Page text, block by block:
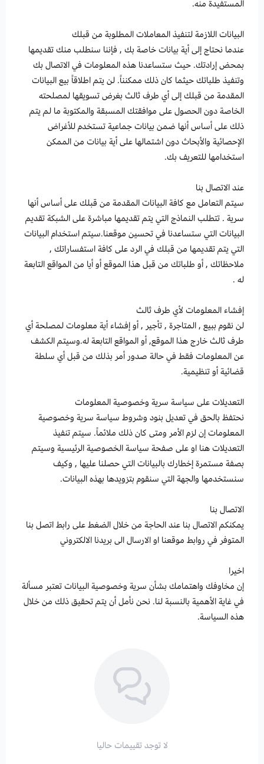
المستفيدة منه.
البيانات اللازمة لتنفيذ المعاملات المطلوبة من قبلك
عندما نحتاج إلى أية بيانات خاصة بك , فإننا سنطلب منك تقديمها
بمحض إرادتك. حيث ستساعدنا هذه المعلومات في الاتصال بك
وتنفيذ طلباتك حيثما كان ذلك ممكنناً. لن يتم اطلاقاً بيع البيانات
المقدمة من قبلك إلى أي طرف ثالث بغرض تسويقها لمصلحته
الخاصة دون الحصول على موافقتك المسبقة والمكتوبة ما لم يتم
ذلك على أساس أنها ضمن بيانات جماعية تستخدم للأغراض
الإحصائية والأبحاث دون اشتمالها على أية بيانات من الممكن
استخدامها للتعريف بك.
عند الاتصال بنا
سيتم التعامل مع كافة البيانات المقدمة من قبلك على أساس أنها
سرية . تتطلب النماذج التي يتم تقديمها مباشرة على الشبكة تقديم
البيانات التي ستساعدنا في تحسين موقعنا.سيتم استخدام البيانات
التي يتم تقديمها من قبلك في الرد على كافة استفساراتك ,
ملاحظاتك , أو طلباتك من قبل هذا الموقع أو أيا من المواقع التابعة
له .
إفشاء المعلومات لأي طرف ثالث
لن نقوم ببيع , المتاجرة , تأجير , أو إفشاء أية معلومات لمصلحة أي
طرف ثالث خارج هذا الموقع, أو المواقع التابعة له.وسيتم الكشف
عن المعلومات فقط في حالة صدور أمر بذلك من قبل أي سلطة
قضائية أو تنظيمية.
التعديلات على سياسة سرية وخصوصية المعلومات
نحتفظ بالحق في تعديل بنود وشروط سياسة سرية وخصوصية
المعلومات إن لزم الأمر ومتى كان ذلك ملائماً. سيتم تنفيذ
التعديلات هنا او على صفحة سياسة الخصوصية الرئيسية وسيتم
بصفة مستمرة إخطارك بالبيانات التي حصلنا عليها , وكيف
سنستخدمها والجهة التي سنقوم بتزويدها بهذه البيانات.
الاتصال بنا
يمكنكم الاتصال بنا عند الحاجة من خلال الضغط على رابط اتصل بنا
المتوفر في روابط موقعنا او الارسال الى بريدنا الالكتروني
اخيرا
إن مخاوفك واهتمامك بشأن سرية وخصوصية البيانات تعتبر مسألة
في غاية الأهمية بالنسبة لنا. نحن نأمل أن يتم تحقيق ذلك من خلال
هذه السياسة.
لا توجد تقييمات حاليا